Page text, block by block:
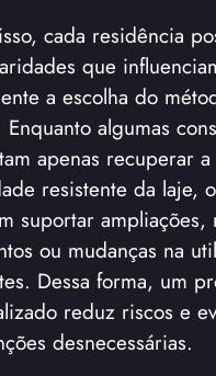
cada residência
que
a escolha do
algumas
apenas recuperar a
resistente da laje,
suportar ampliações,
ou mudanças na
Dessa forma, um
reduz riscos e
desnecessárias.